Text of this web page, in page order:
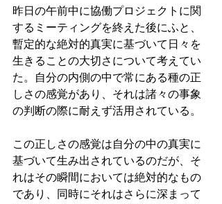
昨日の午前中に協働プロジェクトに関
するミーティングを終えた後にふと、
暫定的な絶対的真実に基づいて日々を
生きることの大切さについて考えてい
た。自分の内側の中で常にある種の正
しさの感覚があり、それは諸々の事象
の判断の際に耐えず活用されている。
この正しさの感覚は自分の中の真実に
基づいて生み出されているのだが、そ
れはその瞬間においては絶対的なもの
であり、同時にそれはさらに深まって